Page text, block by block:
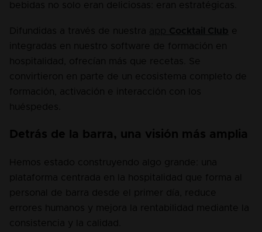
bebidas no solo eran deliciosas: eran estratégicas.
Difundidas a través de nuestra
e
integradas en nuestro software de formación en
hospitalidad, ofrecían más que recetas. Se
convirtieron en parte de un ecosistema completo de
formación, activación e interacción con los
huéspedes.
Detrás de la barra, una visión más amplia
Hemos estado construyendo algo grande: una
plataforma centrada en la hospitalidad que forma al
personal de barra desde el primer día, reduce
errores humanos y mejora la rentabilidad mediante la
consistencia y la calidad.